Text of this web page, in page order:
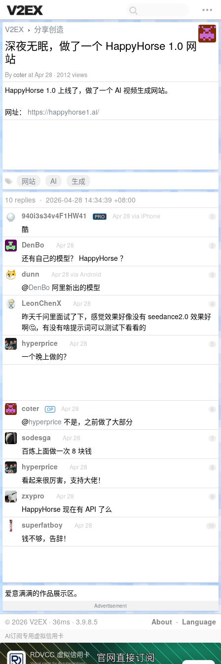
V2EX › 分享创造
深夜无眠，做了一个 HappyHorse 1.0 网
站
Bycoterat Apr 28 · 2012 views
HappyHorse 1.0 上线了，做了一个 AI 视频生成网站。
网址： https://happyhorse1.ai/
网站 AI
生成
10 replies • 2026-04-28 14:34:39 +08:00
1
940i3s34v4F1HW41 PRO Apr 28 via iPhone
酷
2
DenBo Apr 28
还有自己的模型？ HappyHorse ？
3
dunn Apr 28 via Android
@DenBo 阿里新出的模型
4
LeonChenX Apr 28
昨天千问里面试了下，感觉效果好像没有 seedance2.0 效果好
啊🤔，有没有啥提示词可以测试下看看的
5
hyperprice Apr 28
一个晚上做的？
6
coter OP Apr 28
@hyperprice 不是，之前做了大部分
7
sodesga Apr 28
百炼上面做一次 8 块钱
8
hyperprice Apr 28
看起来很厉害，支持大佬！
9
zxypro Apr 28
HappyHorse 现在有 API 了么
10
superfatboy Apr 28
钱不够，告辞！
爱意满满的作品展示区。
Advertisement
About · Language
© 2026 V2EX · 36ms · 3.9.8.5
AI订阅专用虚拟信用卡